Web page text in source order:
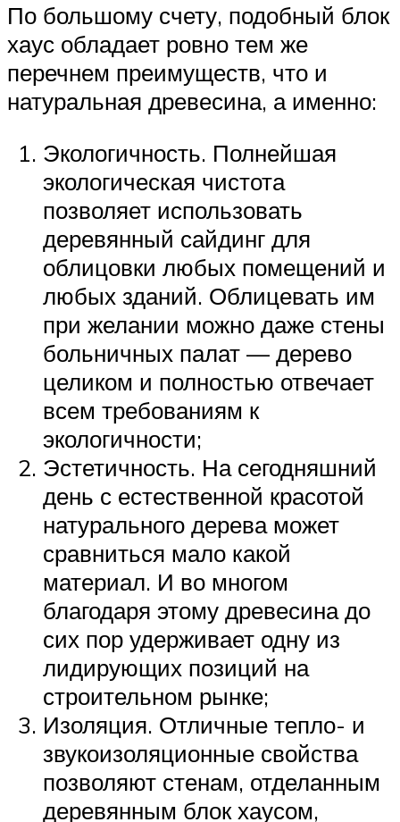
По большому счету, подобный блок
хаус обладает ровно тем же
перечнем преимуществ, что и
натуральная древесина, а именно:
Экологичность. Полнейшая
экологическая чистота
позволяет использовать
деревянный сайдинг для
облицовки любых помещений и
любых зданий. Облицевать им
при желании можно даже стены
больничных палат — дерево
целиком и полностью отвечает
всем требованиям к
экологичности;
Эстетичность. На сегодняшний
день с естественной красотой
натурального дерева может
сравниться мало какой
материал. И во многом
благодаря этому древесина до
сих пор удерживает одну из
лидирующих позиций на
строительном рынке;
Изоляция. Отличные тепло- и
звукоизоляционные свойства
позволяют стенам, отделанным
деревянным блок хаусом,